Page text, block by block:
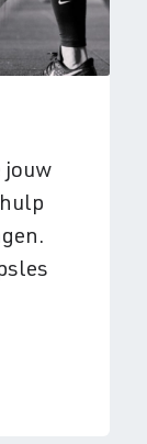
jouw